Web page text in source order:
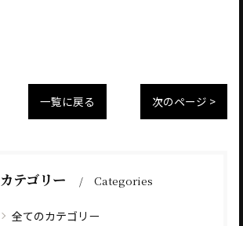
一覧に戻る 次のページ >
カテゴリー Categories
全てのカテゴリー